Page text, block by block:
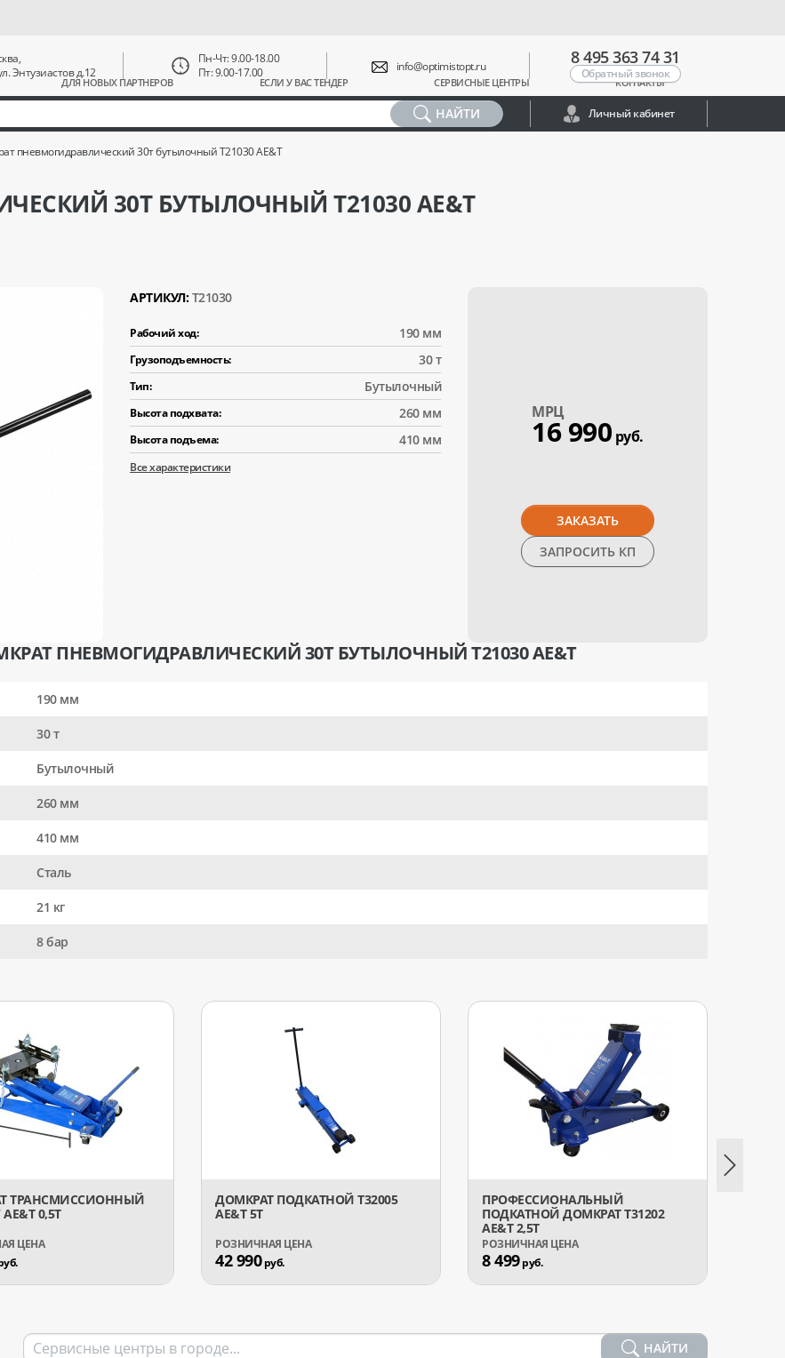
ДЛЯ НОВЫХ ПАРТНЕРОВ ЕСЛИ У ВАС ТЕНДЕР СЕРВИСНЫЕ ЦЕНТРЫ КОНТАКТЫ
Энтузиастов д.12
Пн-Чт: 9.00-18.00
Пт: 9.00-17.00
info@optimistopt.ru 8 495 363 74 31
Обратный звонок
НАЙТИ Личный кабинет
пневмогидравлический 30т бутылочный T21030 AE&T
30Т БУТЫЛОЧНЫЙ T21030 AE&T
АРТИКУЛ: T21030
Рабочий ход: 190 мм
Грузоподъемность: 30 т
Тип: Бутылочный
Высота подхвата: 260 мм
Высота подъема: 410 мм
Все характеристики
МPЦ
16 990 руб.
ЗАКАЗАТЬ
ЗАПРОСИТЬ КП
ПНЕВМОГИДРАВЛИЧЕСКИЙ 30Т БУТЫЛОЧНЫЙ T21030 AE&T
190 мм
30 т
Бутылочный
260 мм
410 мм
Сталь
21 кг
8 бар
ТРАНСМИССИОННЫЙ
0,5Т
ДОМКРАТ ПОДКАТНОЙ T32005
AE&T 5Т
42 990руб.
ПРОФЕССИОНАЛЬНЫЙ
ПОДКАТНОЙ ДОМКРАТ T31202
AE&T 2,5Т
8 499руб.
НАЙТИ